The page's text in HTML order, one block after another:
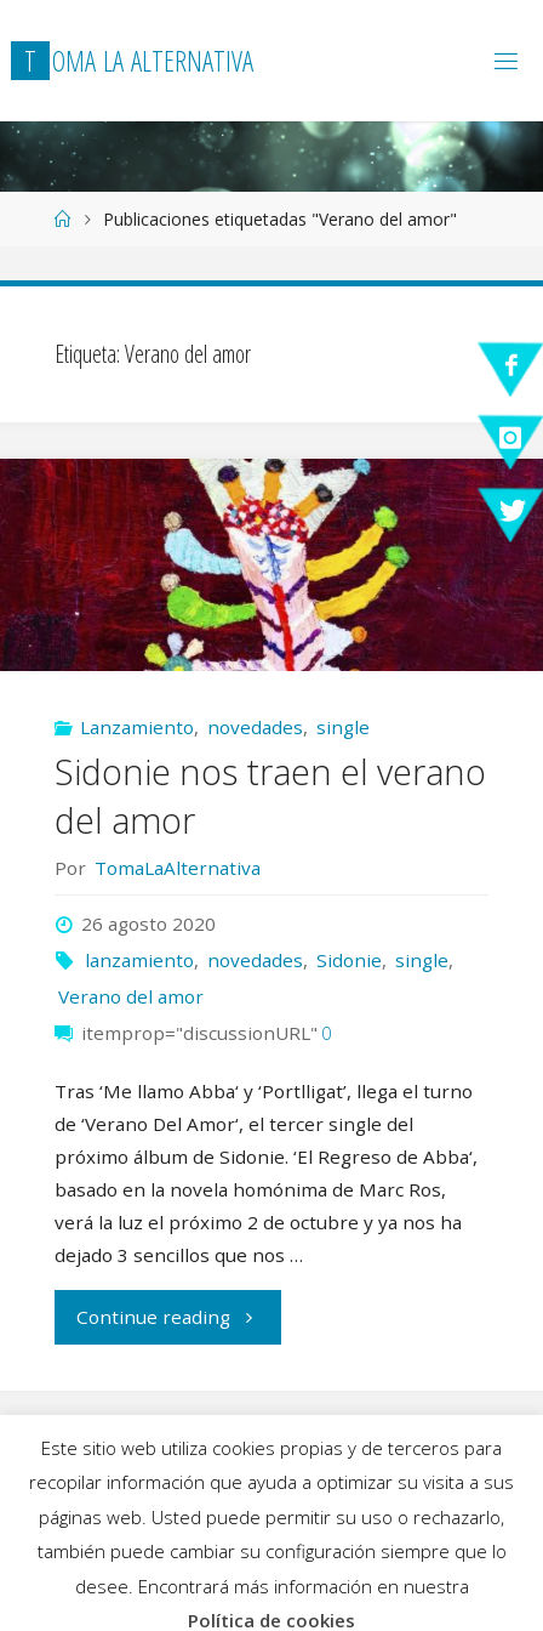
T OMA LAALTERNATIVA
Página
Inicio
Publicaciones etiquetadas "Verano del amor"
Etiqueta:Verano del amor
Lanzamiento, novedades, single
Sidonie nos traen el verano
del amor
Por TomaLaAlternativa
26 agosto 2020
lanzamiento, novedades, Sidonie, single,
Verano del amor
itemprop="discussionURL" 0
Tras ‘Me llamo Abba‘ y ‘Portlligat’, llega el turno
de ‘Verano Del Amor‘, el tercer single del
próximo álbum de Sidonie. ‘El Regreso de Abba‘,
basado en la novela homónima de Marc Ros,
verá la luz el próximo 2 de octubre y ya nos ha
dejado 3 sencillos que nos …
Continue reading"Sidonie
el
verano
del
Este sitio web utiliza cookies propias y de terceros para
recopilar información que ayuda a optimizar su visita a sus
páginas web. Usted puede permitir su uso o rechazarlo,
también puede cambiar su configuración siempre que lo
desee. Encontrará más información en nuestra
Política de cookies